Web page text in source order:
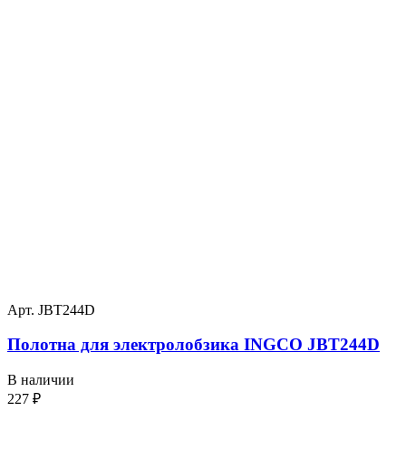
Арт. JBT244D
Полотна для электролобзика INGCO JBT244D
В наличии
227 ₽